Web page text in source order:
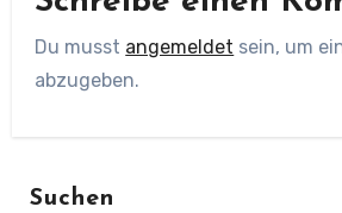
Du musst angemeldet sein, um
abzugeben.
Suchen